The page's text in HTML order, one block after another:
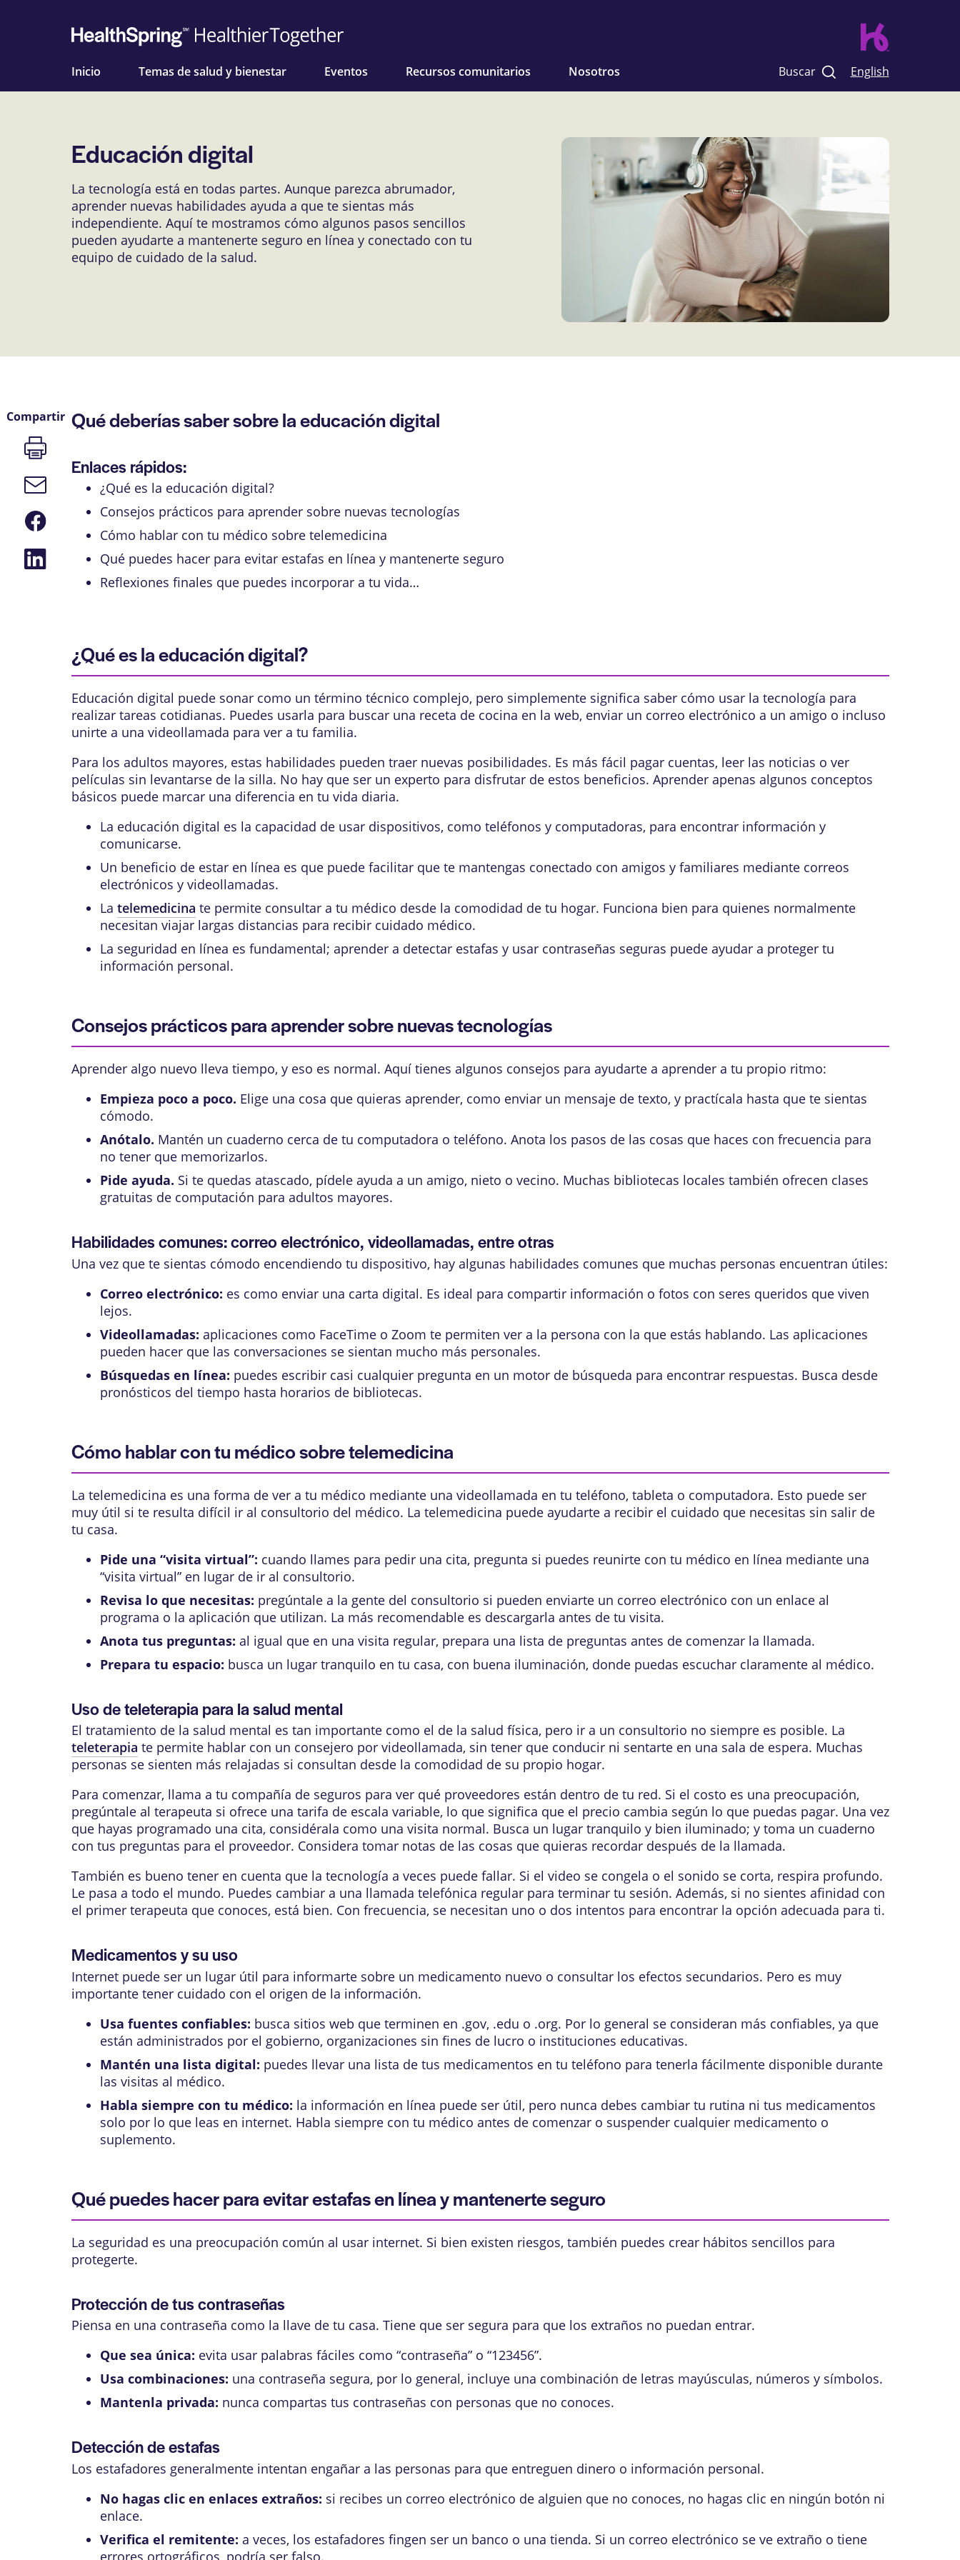
Inicio Temas de salud y bienestar Eventos Recursos comunitarios Nosotros Buscar English
Educación digital
La tecnología está en todas partes. Aunque parezca abrumador,
aprender nuevas habilidades ayuda a que te sientas más
independiente. Aquí te mostramos cómo algunos pasos sencillos
pueden ayudarte a mantenerte seguro en línea y conectado con tu
equipo de cuidado de la salud.
Qué deberías saber sobre la educación digital
Enlaces rápidos:
¿Qué es la educación digital?
Consejos prácticos para aprender sobre nuevas tecnologías
Cómo hablar con tu médico sobre telemedicina
Qué puedes hacer para evitar estafas en línea y mantenerte seguro
Reflexiones finales que puedes incorporar a tu vida…
¿Qué es la educación digital?
Educación digital puede sonar como un término técnico complejo, pero simplemente significa saber cómo usar la tecnología para
realizar tareas cotidianas. Puedes usarla para buscar una receta de cocina en la web, enviar un correo electrónico a un amigo o incluso
unirte a una videollamada para ver a tu familia.
Para los adultos mayores, estas habilidades pueden traer nuevas posibilidades. Es más fácil pagar cuentas, leer las noticias o ver
películas sin levantarse de la silla. No hay que ser un experto para disfrutar de estos beneficios. Aprender apenas algunos conceptos
básicos puede marcar una diferencia en tu vida diaria.
La educación digital es la capacidad de usar dispositivos, como teléfonos y computadoras, para encontrar información y
comunicarse.
Un beneficio de estar en línea es que puede facilitar que te mantengas conectado con amigos y familiares mediante correos
electrónicos y videollamadas.
La telemedicina te permite consultar a tu médico desde la comodidad de tu hogar. Funciona bien para quienes normalmente
necesitan viajar largas distancias para recibir cuidado médico.
La seguridad en línea es fundamental; aprender a detectar estafas y usar contraseñas seguras puede ayudar a proteger tu
información personal.
Consejos prácticos para aprender sobre nuevas tecnologías
Aprender algo nuevo lleva tiempo, y eso es normal. Aquí tienes algunos consejos para ayudarte a aprender a tu propio ritmo:
Empieza poco a poco. Elige una cosa que quieras aprender, como enviar un mensaje de texto, y practícala hasta que te sientas
cómodo.
Anótalo. Mantén un cuaderno cerca de tu computadora o teléfono. Anota los pasos de las cosas que haces con frecuencia para
no tener que memorizarlos.
Pide ayuda. Si te quedas atascado, pídele ayuda a un amigo, nieto o vecino. Muchas bibliotecas locales también ofrecen clases
gratuitas de computación para adultos mayores.
Habilidades comunes: correo electrónico, videollamadas, entre otras
Una vez que te sientas cómodo encendiendo tu dispositivo, hay algunas habilidades comunes que muchas personas encuentran útiles:
Correo electrónico: es como enviar una carta digital. Es ideal para compartir información o fotos con seres queridos que viven
lejos.
Videollamadas: aplicaciones como FaceTime o Zoom te permiten ver a la persona con la que estás hablando. Las aplicaciones
pueden hacer que las conversaciones se sientan mucho más personales.
Búsquedas en línea: puedes escribir casi cualquier pregunta en un motor de búsqueda para encontrar respuestas. Busca desde
pronósticos del tiempo hasta horarios de bibliotecas.
Cómo hablar con tu médico sobre telemedicina
La telemedicina es una forma de ver a tu médico mediante una videollamada en tu teléfono, tableta o computadora. Esto puede ser
muy útil si te resulta difícil ir al consultorio del médico. La telemedicina puede ayudarte a recibir el cuidado que necesitas sin salir de
tu casa.
Pide una “visita virtual”: cuando llames para pedir una cita, pregunta si puedes reunirte con tu médico en línea mediante una
“visita virtual” en lugar de ir al consultorio.
Revisa lo que necesitas: pregúntale a la gente del consultorio si pueden enviarte un correo electrónico con un enlace al
programa o la aplicación que utilizan. La más recomendable es descargarla antes de tu visita.
Anota tus preguntas: al igual que en una visita regular, prepara una lista de preguntas antes de comenzar la llamada.
Prepara tu espacio: busca un lugar tranquilo en tu casa, con buena iluminación, donde puedas escuchar claramente al médico.
Uso de teleterapia para la salud mental
El tratamiento de la salud mental es tan importante como el de la salud física, pero ir a un consultorio no siempre es posible. La
teleterapia te permite hablar con un consejero por videollamada, sin tener que conducir ni sentarte en una sala de espera. Muchas
personas se sienten más relajadas si consultan desde la comodidad de su propio hogar.
Para comenzar, llama a tu compañía de seguros para ver qué proveedores están dentro de tu red. Si el costo es una preocupación,
pregúntale al terapeuta si ofrece una tarifa de escala variable, lo que significa que el precio cambia según lo que puedas pagar. Una vez
que hayas programado una cita, considérala como una visita normal. Busca un lugar tranquilo y bien iluminado; y toma un cuaderno
con tus preguntas para el proveedor. Considera tomar notas de las cosas que quieras recordar después de la llamada.
También es bueno tener en cuenta que la tecnología a veces puede fallar. Si el video se congela o el sonido se corta, respira profundo.
Le pasa a todo el mundo. Puedes cambiar a una llamada telefónica regular para terminar tu sesión. Además, si no sientes afinidad con
el primer terapeuta que conoces, está bien. Con frecuencia, se necesitan uno o dos intentos para encontrar la opción adecuada para ti.
Medicamentos y su uso
Internet puede ser un lugar útil para informarte sobre un medicamento nuevo o consultar los efectos secundarios. Pero es muy
importante tener cuidado con el origen de la información.
Usa fuentes confiables: busca sitios web que terminen en .gov, .edu o .org. Por lo general se consideran más confiables, ya que
están administrados por el gobierno, organizaciones sin fines de lucro o instituciones educativas.
Mantén una lista digital: puedes llevar una lista de tus medicamentos en tu teléfono para tenerla fácilmente disponible durante
las visitas al médico.
Habla siempre con tu médico: la información en línea puede ser útil, pero nunca debes cambiar tu rutina ni tus medicamentos
solo por lo que leas en internet. Habla siempre con tu médico antes de comenzar o suspender cualquier medicamento o
suplemento.
Qué puedes hacer para evitar estafas en línea y mantenerte seguro
La seguridad es una preocupación común al usar internet. Si bien existen riesgos, también puedes crear hábitos sencillos para
protegerte.
Protección de tus contraseñas
Piensa en una contraseña como la llave de tu casa. Tiene que ser segura para que los extraños no puedan entrar.
Que sea única: evita usar palabras fáciles como “contraseña” o “123456”.
Usa combinaciones: una contraseña segura, por lo general, incluye una combinación de letras mayúsculas, números y símbolos.
Mantenla privada: nunca compartas tus contraseñas con personas que no conoces.
Detección de estafas
Los estafadores generalmente intentan engañar a las personas para que entreguen dinero o información personal.
No hagas clic en enlaces extraños: si recibes un correo electrónico de alguien que no conoces, no hagas clic en ningún botón ni
enlace.
Verifica el remitente: a veces, los estafadores fingen ser un banco o una tienda. Si un correo electrónico se ve extraño o tiene
errores ortográficos, podría ser falso.
Compartir
Imprimir
página
Enlace
de
correo
electrónico
Compartir
en
Compartir
en